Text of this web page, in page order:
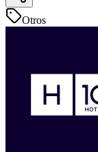
Otros